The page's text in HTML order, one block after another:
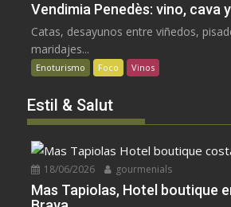
Vendimia Penedès: vino, cava
Catas, desayunos entre viñedos,
maridajes...
Enoturismo Foco Vinos
Estil & Salut
18/06/2026 gourmenials
Mas Tapiolas, Hotel boutique